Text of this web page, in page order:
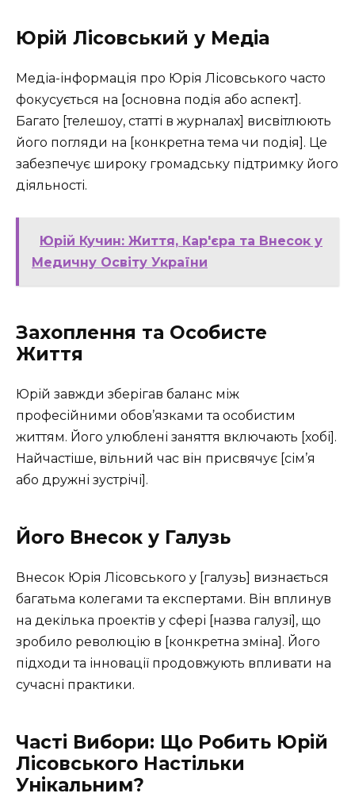
Юрій Лісовський у Медіа
Медіа-інформація про Юрія Лісовського часто
фокусується на [основна подія або аспект].
Багато [телешоу, статті в журналах] висвітлюють
його погляди на [конкретна тема чи подія]. Це
забезпечує широку громадську підтримку його
діяльності.
Юрій Кучин: Життя, Кар'єра та Внесок у
Медичну Освіту України
Захоплення та Особисте
Життя
Юрій завжди зберігав баланс між
професійними обов’язками та особистим
життям. Його улюблені заняття включають [хобі].
Найчастіше, вільний час він присвячує [сім’я
або дружні зустрічі].
Його Внесок у Галузь
Внесок Юрія Лісовського у [галузь] визнається
багатьма колегами та експертами. Він вплинув
на декілька проектів у сфері [назва галузі], що
зробило революцію в [конкретна зміна]. Його
підходи та інновації продовжують впливати на
сучасні практики.
Часті Вибори: Що Робить Юрій
Лісовського Настільки
Унікальним?